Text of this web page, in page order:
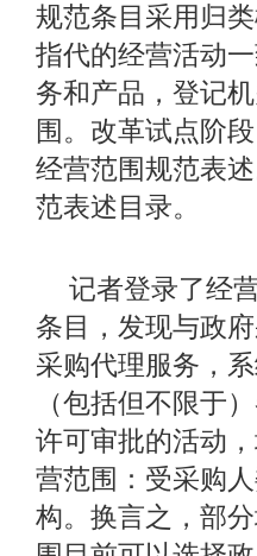
规范条目采用归
指代的经营活动
务和产品，登记
围。改革试点阶
经营范围规范表
范表述目录。
记者登录了经
条目，发现与政
采购代理服务，
（包括但不限于
许可审批的活动
营范围：受采购
构。换言之，部